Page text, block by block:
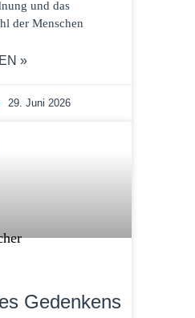
und das
der Menschen
»
29. Juni 2026
Gedenkens